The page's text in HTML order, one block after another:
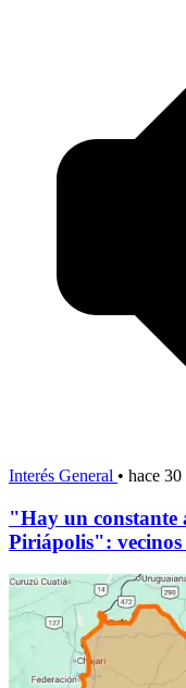
Interés General • hace
"Hay un constante
Piriápolis": vecinos